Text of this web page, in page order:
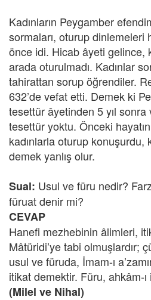
Kadınların Peygamber
sormaları, oturup dinlemeleri
önce idi. Hicab âyeti gelince,
arada oturulmadı. Kadınlar
tahirattan sorup öğrendiler.
632’de vefat etti. Demek ki
tesettür âyetinden 5 yıl
tesettür yoktu. Önceki
kadınlarla oturup konuşurdu,
demek yanlış olur.
Sual: Usul ve füru nedir?
füruat denir mi?
CEVAP
Hanefi mezhebinin âlimleri,
Mâtüridi’ye tabi olmuşlardır;
usul ve füruda, İmam-ı
itikat demektir. Füru, ahkâm-
(Milel ve Nihal)